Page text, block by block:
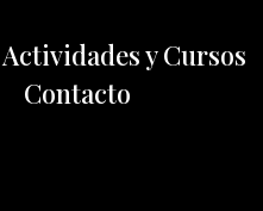
Actividades y Cursos
Contacto